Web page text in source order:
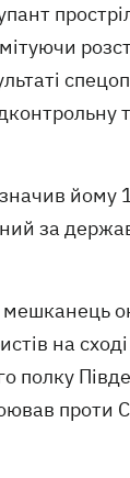
йому
за
на
проти